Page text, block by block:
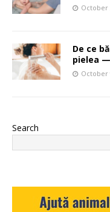
October
De ce
pielea
October
Search